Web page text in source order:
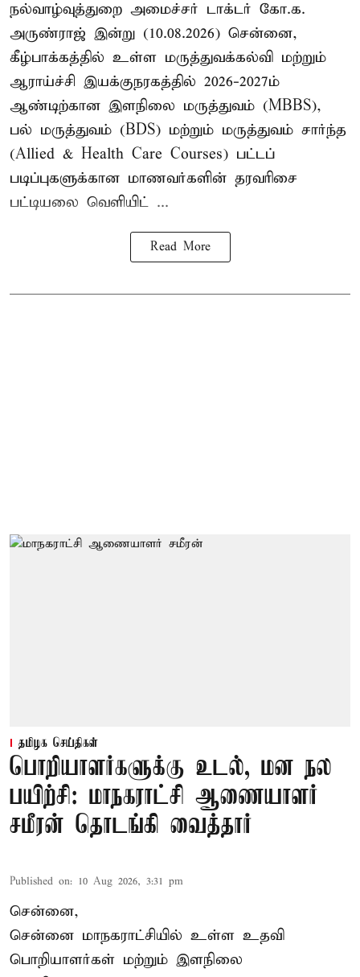
நல்வாழ்வுத்துறை அமைச்சர் டாக்டர் கோ.க.
அருண்ராஜ் இன்று (10.08.2026) சென்னை,
கீழ்பாக்கத்தில் உள்ள மருத்துவக்கல்வி மற்றும்
ஆராய்ச்சி இயக்குநரகத்தில் 2026-2027ம்
ஆண்டிற்கான இளநிலை மருத்துவம் (MBBS),
பல் மருத்துவம் (BDS) மற்றும் மருத்துவம் சார்ந்த
(Allied & Health Care Courses) பட்டப்
படிப்புகளுக்கான மாணவர்களின் தரவரிசை
பட்டியலை வெளியிட் ...
Read More
தமிழக செய்திகள்
பொறியாளர்களுக்கு உடல், மன நல
பயிற்சி: மாநகராட்சி ஆணையாளர்
சமீரன் தொடங்கி வைத்தார்
Published on: 10 Aug 2026, 3:31 pm
சென்னை,
சென்னை மாநகராட்சியில் உள்ள உதவி
பொறியாளர்கள் மற்றும் இளநிலை